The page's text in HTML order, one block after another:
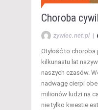
Choroba
zywiec.net.pl |
Otyłość to choroba
kilkunastu lat
naszych czasów.
nadwagę cierpi
milionów ludzi na
nie tylko kwestie